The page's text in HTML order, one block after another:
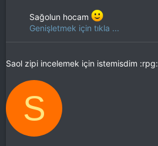
Sağolun hocam
Genişletmek için tıkla ...
Saol zipi incelemek için istemisdim :rpg:
S